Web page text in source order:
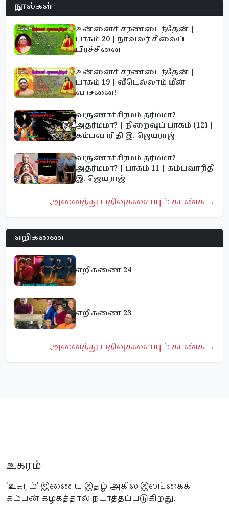
நூல்கள்
உன்னைச் சரணடைந்தேன் |
பாகம் 20 | நாவலர் சிலைப்
பிரச்சினை
உன்னைச் சரணடைந்தேன் |
பாகம் 19 | வீடெல்லாம் மீன்
வாசனை!
வருணாச்சிரமம் தர்மமா?
அதர்மமா? | நிறைவுப் பாகம் (12) |
கம்பவாரிதி இ. ஜெயராஜ்
வருணாச்சிரமம் தர்மமா?
அதர்மமா? | பாகம் 11 | கம்பவாரிதி
இ. ஜெயராஜ்
அனைத்து பதிவுகளையும் காண்க →
எறிகணை
எறிகணை 24
எறிகணை 23
அனைத்து பதிவுகளையும் காண்க →
உகரம்
'உகரம்' இணைய இதழ் அகில இலங்கைக்
கம்பன் கழகத்தால் நடாத்தப்படுகிறது.